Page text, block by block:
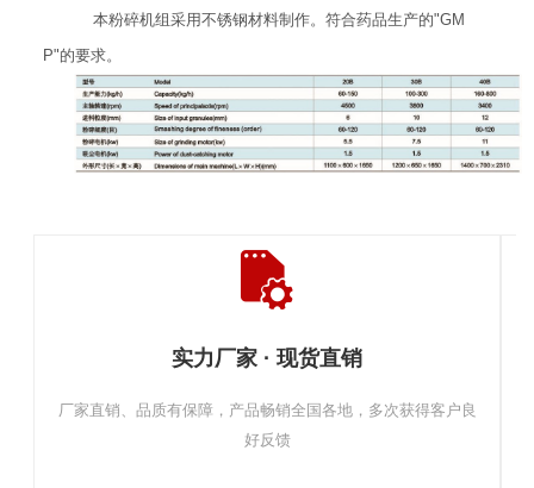
本粉碎机组采用不锈钢材料制作。符合药品生产的"GM
P"的要求。
实力厂家 · 现货直销
厂家直销、品质有保障，产品畅销全国各地，多次获得客户良
好反馈